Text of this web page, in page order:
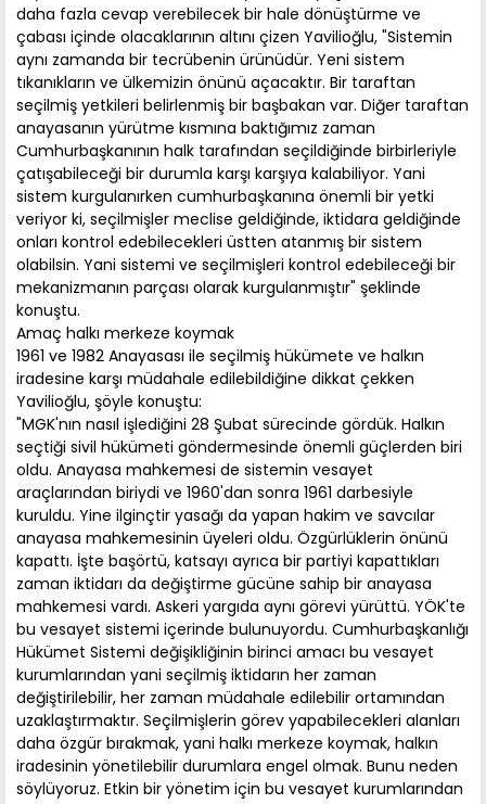
daha fazla cevap verebilecek bir hale dönüştürme ve
çabası içinde olacaklarının altını çizen Yavilioğlu, "Sistemin
aynı zamanda bir tecrübenin ürünüdür. Yeni sistem
tıkanıkların ve ülkemizin önünü açacaktır. Bir taraftan
seçilmiş yetkileri belirlenmiş bir başbakan var. Diğer taraftan
anayasanın yürütme kısmına baktığımız zaman
Cumhurbaşkanının halk tarafından seçildiğinde birbirleriyle
çatışabileceği bir durumla karşı karşıya kalabiliyor. Yani
sistem kurgulanırken cumhurbaşkanına önemli bir yetki
veriyor ki, seçilmişler meclise geldiğinde, iktidara geldiğinde
onları kontrol edebilecekleri üstten atanmış bir sistem
olabilsin. Yani sistemi ve seçilmişleri kontrol edebileceği bir
mekanizmanın parçası olarak kurgulanmıştır" şeklinde
konuştu.
Amaç halkı merkeze koymak
1961 ve 1982 Anayasası ile seçilmiş hükümete ve halkın
iradesine karşı müdahale edilebildiğine dikkat çekken
Yavilioğlu, şöyle konuştu:
"MGK'nın nasıl işlediğini 28 Şubat sürecinde gördük. Halkın
seçtiği sivil hükümeti göndermesinde önemli güçlerden biri
oldu. Anayasa mahkemesi de sistemin vesayet
araçlarından biriydi ve 1960'dan sonra 1961 darbesiyle
kuruldu. Yine ilginçtir yasağı da yapan hakim ve savcılar
anayasa mahkemesinin üyeleri oldu. Özgürlüklerin önünü
kapattı. İşte başörtü, katsayı ayrıca bir partiyi kapattıkları
zaman iktidarı da değiştirme gücüne sahip bir anayasa
mahkemesi vardı. Askeri yargıda aynı görevi yürüttü. YÖK'te
bu vesayet sistemi içerinde bulunuyordu. Cumhurbaşkanlığı
Hükümet Sistemi değişikliğinin birinci amacı bu vesayet
kurumlarından yani seçilmiş iktidarın her zaman
değiştirilebilir, her zaman müdahale edilebilir ortamından
uzaklaştırmaktır. Seçilmişlerin görev yapabilecekleri alanları
daha özgür bırakmak, yani halkı merkeze koymak, halkın
iradesinin yönetilebilir durumlara engel olmak. Bunu neden
söylüyoruz. Etkin bir yönetim için bu vesayet kurumlarından